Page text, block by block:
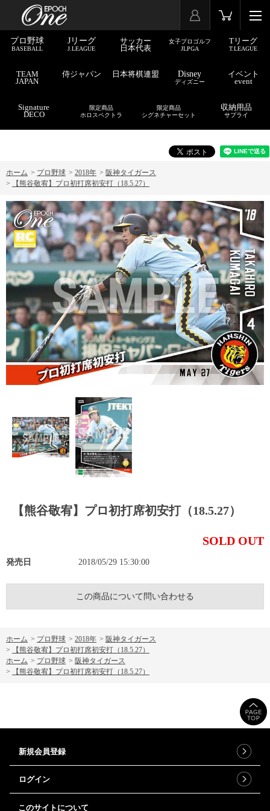
プロ野球
BASEBALL
Jリーグ
J.LEAGUE
サッカー
日本代表
女子プロゴルフ
JLPGA
Tリーグ
T.LEAGUE
TEAM
JAPAN
侍ジャパン 日本将棋連盟 Disney
ディズニー
イベント
event
Signature
DECO
限定商品
ホロスペクトラ
限定商品
シグネチャーセット
収納用品
サプライ
ホーム > プロ野球 > 2018年 > 阪神タイガース
>
【熊谷敬宥】プロ初打席初安打（18.5.27）
【熊谷敬宥】プロ初打席初安打（18.5.27）
SOLD OUT
発売日 2018/05/29 15:30:00
この商品について問い合わせる
ホーム > プロ野球 > 2018年 > 阪神タイガース
>
【熊谷敬宥】プロ初打席初安打（18.5.27）
ホーム > プロ野球 > 阪神タイガース
>
【熊谷敬宥】プロ初打席初安打（18.5.27）
新規会員登録
ログイン
このサイトについて